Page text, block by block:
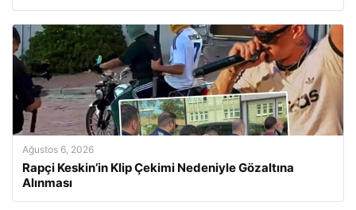
Ağustos 6, 2026
Rapçi Keskin’in Klip Çekimi Nedeniyle Gözaltına
Alınması